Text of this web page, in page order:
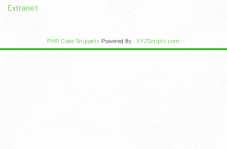
Extranet
PHP Code Snippets Powered By : XYZScripts.com